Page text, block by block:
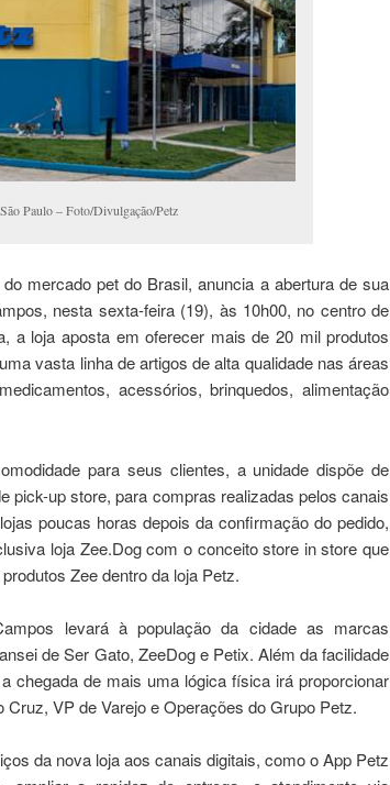
Paulo – Foto/Divulgação/Petz
mercado pet do Brasil, anuncia a abertura de sua
nesta sexta-feira (19), às 10h00, no centro de
a loja aposta em oferecer mais de 20 mil produtos
vasta linha de artigos de alta qualidade nas áreas
acessórios, brinquedos, alimentação
para seus clientes, a unidade dispõe de
pick-up store, para compras realizadas pelos canais
poucas horas depois da confirmação do pedido,
loja Zee.Dog com o conceito store in store que
Zee dentro da loja Petz.
levará à população da cidade as marcas
de Ser Gato, ZeeDog e Petix. Além da facilidade
chegada de mais uma lógica física irá proporcionar
VP de Varejo e Operações do Grupo Petz.
da nova loja aos canais digitais, como o App Petz